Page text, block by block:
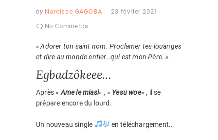
by Narcisse GAGOBA
23 février 2021
No Comments
« Adorer ton saint nom. Proclamer tes louanges
et dire au monde entier…qui est mon Père. »
Egbadzôkeee…
Après « Ame le miasi« , « Yesu woe« , il se
prépare encore du lourd.
Un nouveau single en téléchargement..